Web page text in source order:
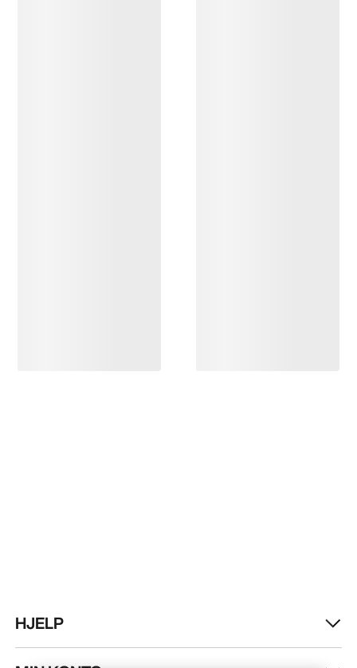
Finn butikk
HJELP